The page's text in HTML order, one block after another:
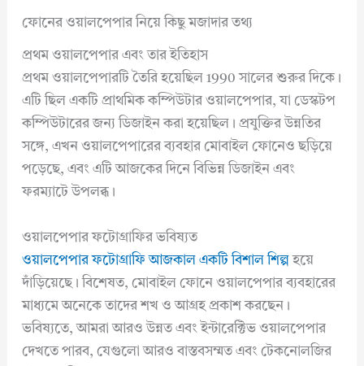
ফোনের ওয়ালপেপার নিয়ে কিছু মজাদার তথ্য
প্রথম ওয়ালপেপার এবং তার ইতিহাস
প্রথম ওয়ালপেপারটি তৈরি হয়েছিল 1990 সালের শুরুর দিকে।
এটি ছিল একটি প্রাথমিক কম্পিউটার ওয়ালপেপার, যা ডেস্কটপ
কম্পিউটারের জন্য ডিজাইন করা হয়েছিল। প্রযুক্তির উন্নতির
সঙ্গে, এখন ওয়ালপেপারের ব্যবহার মোবাইল ফোনেও ছড়িয়ে
পড়েছে, এবং এটি আজকের দিনে বিভিন্ন ডিজাইন এবং
ফরম্যাটে উপলব্ধ।
ওয়ালপেপার ফটোগ্রাফির ভবিষ্যত
ওয়ালপেপার ফটোগ্রাফি আজকাল একটি বিশাল শিল্পহয়ে
দাঁড়িয়েছে। বিশেষত, মোবাইল ফোনে ওয়ালপেপার ব্যবহারের
মাধ্যমে অনেকে তাদের শখ ও আগ্রহ প্রকাশ করছেন।
ভবিষ্যতে, আমরা আরও উন্নত এবং ইন্টারেক্টিভ ওয়ালপেপার
দেখতে পারব, যেগুলো আরও বাস্তবসম্মত এবং টেকনোলজির